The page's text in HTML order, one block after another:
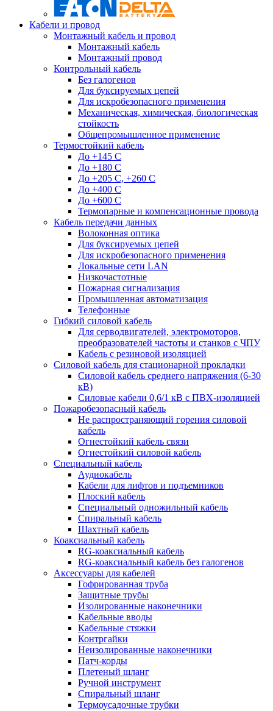
Кабели и провод
Монтажный кабель и провод
Монтажный кабель
Монтажный провод
Контрольный кабель
Без галогенов
Для буксируемых цепей
Для искробезопасного применения
Механическая, химическая, биологическая
стойкость
Общепромышленное применение
Термостойкий кабель
До +145 С
До +180 C
До +205 С, +260 С
До +400 C
До +600 С
Термопарные и компенсационные провода
Кабель передачи данных
Волоконная оптика
Для буксируемых цепей
Для искробезопасного применения
Локальные сети LAN
Низкочастотные
Пожарная сигнализация
Промышленная автоматизация
Телефонные
Гибкий силовой кабель
Для серводвигателей, электромоторов,
преобразователей частоты и станков с ЧПУ
Кабель с резиновой изоляцией
Силовой кабель для стационарной прокладки
Силовой кабель среднего напряжения (6-30
кВ)
Силовые кабели 0,6/1 кВ с ПВХ-изоляцией
Пожаробезопасный кабель
Не распространяющий горения силовой
кабель
Огнестойкий кабель связи
Огнестойкий силовой кабель
Специальный кабель
Аудиокабель
Кабели для лифтов и подъемников
Плоский кабель
Специальный одножильный кабель
Спиральный кабель
Шахтный кабель
Коаксиальный кабель
RG-коаксиальный кабель
RG-коаксиальный кабель без галогенов
Аксессуары для кабелей
Гофрированная труба
Защитные трубы
Изолированные наконечники
Кабельные вводы
Кабельные стяжки
Контргайки
Неизолированные наконечники
Патч-корды
Плетеный шланг
Ручной инструмент
Спиральный шланг
Термоусадочные трубки